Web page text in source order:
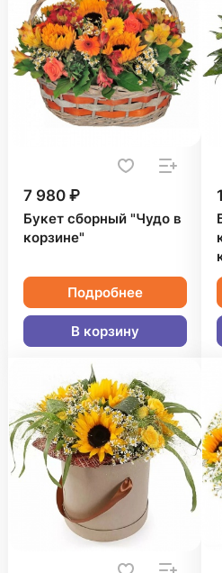
7 980 ₽
Букет сборный "Чудо в
корзине"
Подробнее
В корзину